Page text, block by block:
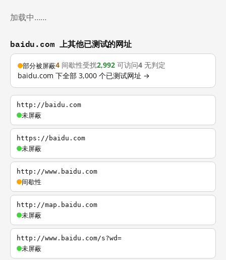
加载中……
baidu.com 上其他已测试的网址
部分被屏蔽4 间歇性受扰2,992 可访问4 无判定
baidu.com 下全部 3,000 个已测试网址 →
http://baidu.com
未屏蔽
https://baidu.com
未屏蔽
http://www.baidu.com
间歇性
http://map.baidu.com
未屏蔽
http://www.baidu.com/s?wd=
未屏蔽